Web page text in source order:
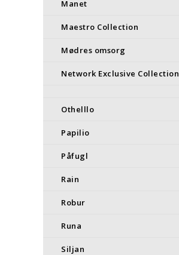
Manet
Maestro Collection
Mødres omsorg
Network Exclusive Collection
Othelllo
Papilio
Påfugl
Rain
Robur
Runa
Siljan